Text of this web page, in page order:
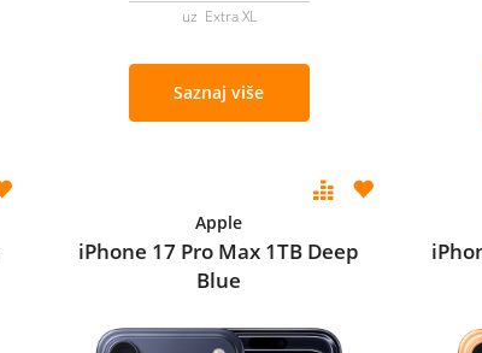
uz Extra XL
Saznaj više
Apple
iPhone 17 Pro Max 1TB Deep
Blue